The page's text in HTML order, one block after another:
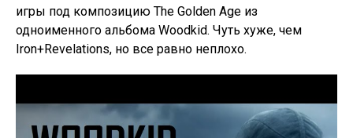
игры под композицию The Golden Age из
одноименного альбома Woodkid. Чуть хуже, чем
Iron+Revelations, но все равно неплохо.